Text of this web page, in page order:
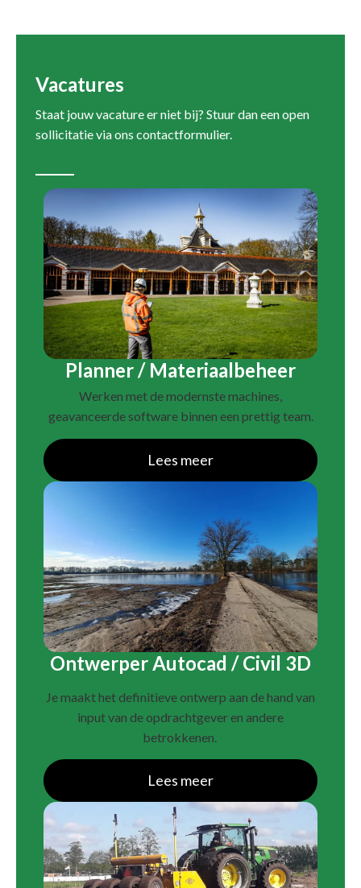
Vacatures
Staat jouw vacature er niet bij? Stuur dan een open
sollicitatie via ons contactformulier.
Planner / Materiaalbeheer
Werken met de modernste machines,
geavanceerde software binnen een prettig team.
Lees meer
Ontwerper Autocad / Civil 3D
Je maakt het definitieve ontwerp aan de hand van
input van de opdrachtgever en andere
betrokkenen.
Lees meer